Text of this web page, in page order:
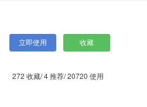
272 收藏/4推荐/20720 使用